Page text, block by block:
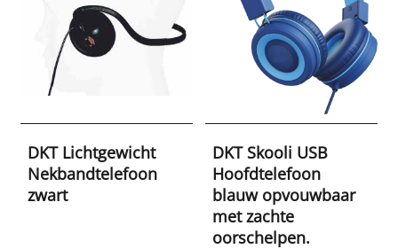
DKT Lichtgewicht
Nekbandtelefoon
zwart
DKT Skooli USB
Hoofdtelefoon
blauw opvouwbaar
met zachte
oorschelpen.